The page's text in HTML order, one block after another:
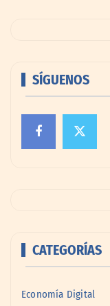
SÍGUENOS
CATEGORÍAS
Economía Digital